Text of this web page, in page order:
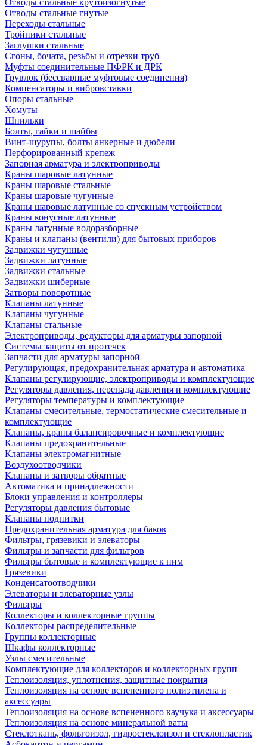
Отводы стальные крутоизогнутые
Отводы стальные гнутые
Переходы стальные
Тройники стальные
Заглушки стальные
Сгоны, бочата, резьбы и отрезки труб
Муфты соединительные ПФРК и ДРК
Грувлок (бессварные муфтовые соединения)
Компенсаторы и вибровставки
Опоры стальные
Хомуты
Шпильки
Болты, гайки и шайбы
Винт-шурупы, болты анкерные и дюбели
Перфорированный крепеж
Запорная арматура и электроприводы
Краны шаровые латунные
Краны шаровые стальные
Краны шаровые чугунные
Краны шаровые латунные со спускным устройством
Краны конусные латунные
Краны латунные водоразборные
Краны и клапаны (вентили) для бытовых приборов
Задвижки чугунные
Задвижки латунные
Задвижки стальные
Задвижки шиберные
Затворы поворотные
Клапаны латунные
Клапаны чугунные
Клапаны стальные
Электроприводы, редукторы для арматуры запорной
Системы защиты от протечек
Запчасти для арматуры запорной
Регулирующая, предохранительная арматура и автоматика
Клапаны регулирующие, электроприводы и комплектующие
Регуляторы давления, перепада давления и комплектующие
Регуляторы температуры и комплектующие
Клапаны смесительные, термостатические смесительные и
комплектующие
Клапаны, краны балансировочные и комплектующие
Клапаны предохранительные
Клапаны электромагнитные
Воздухоотводчики
Клапаны и затворы обратные
Автоматика и принадлежности
Блоки управления и контроллеры
Регуляторы давления бытовые
Клапаны подпитки
Предохранительная арматура для баков
Фильтры, грязевики и элеваторы
Фильтры и запчасти для фильтров
Фильтры бытовые и комплектующие к ним
Грязевики
Конденсатоотводчики
Элеваторы и элеваторные узлы
Фильтры
Коллекторы и коллекторные группы
Коллекторы распределительные
Группы коллекторные
Шкафы коллекторные
Узлы смесительные
Комплектующие для коллекторов и коллекторных групп
Теплоизоляция, уплотнения, защитные покрытия
Теплоизоляция на основе вспененного полиэтилена и
аксессуары
Теплоизоляция на основе вспененного каучука и аксессуары
Теплоизоляция на основе минеральной ваты
Стеклоткань, фольгоизол, гидростеклоизол и стеклопластик